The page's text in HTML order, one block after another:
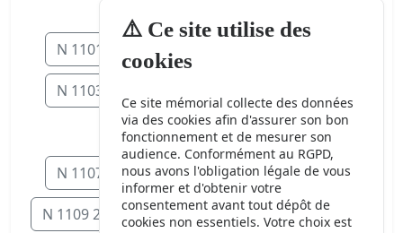
⚠️ Ce site utilise des
cookies
Ce site mémorial collecte des données
via des cookies afin d'assurer son bon
fonctionnement et de mesurer son
audience. Conformément au RGPD,
nous avons l'obligation légale de vous
informer et d'obtenir votre
consentement avant tout dépôt de
cookies non essentiels. Votre choix est